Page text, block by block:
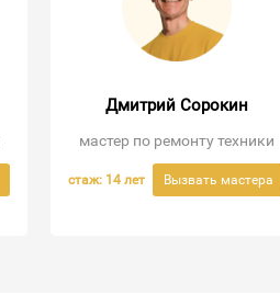
Дмитрий Сорокин
мастер по ремонту техники
стаж: 14 лет Вызвать мастера